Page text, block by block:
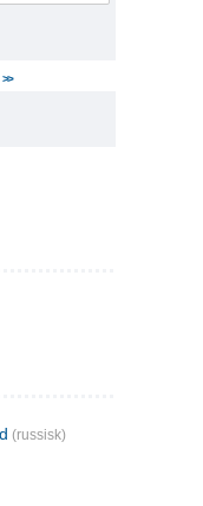
>>
(russisk)